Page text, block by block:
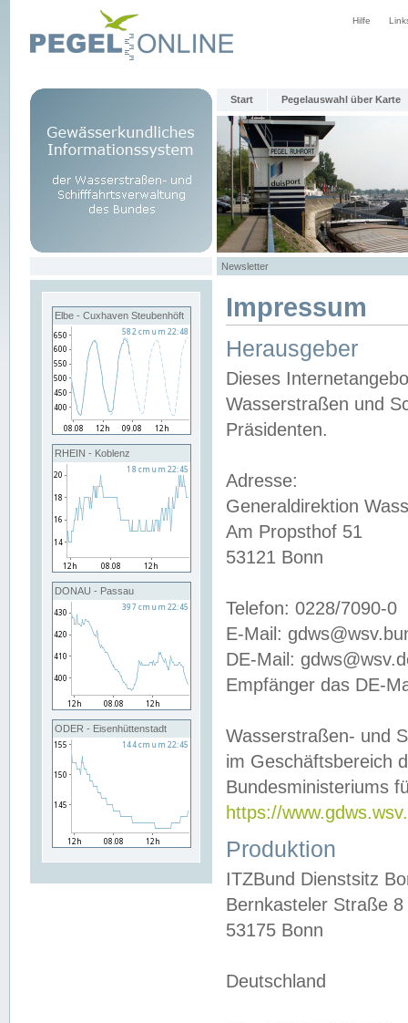
Hilfe
Start Pegelauswahl über Karte
Newsletter
Elbe - Cuxhaven Steubenhöft
RHEIN - Koblenz
DONAU - Passau
ODER - Eisenhüttenstadt
Impressum
Herausgeber
Dieses
Wasserstraßen und
Präsidenten.
Adresse:
Generaldirektion
Am Propsthof 51
53121 Bonn
Telefon: 0228/7090-0
E-Mail:
DE-Mail:
Empfänger das DE-
Wasserstraßen- und
im Geschäftsbereich
Bundesministeriums
https://
Produktion
ITZBund Dienstsitz
Bernkasteler Straße 8
53175 Bonn
Deutschland